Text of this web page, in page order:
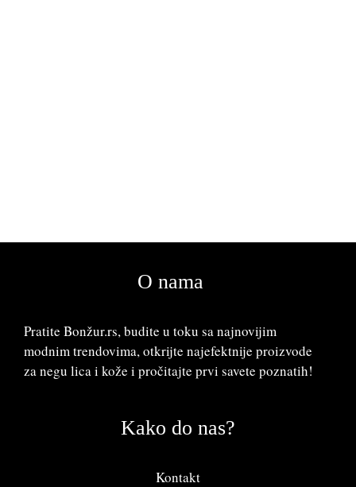
O nama
Pratite Bonžur.rs, budite u toku sa najnovijim
modnim trendovima, otkrijte najefektnije proizvode
za negu lica i kože i pročitajte prvi savete poznatih!
Kako do nas?
Kontakt